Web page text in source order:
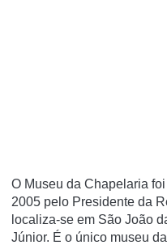
O Museu da Chapelaria
2005 pelo Presidente da
localiza-se em São João
Júnior. É o único museu